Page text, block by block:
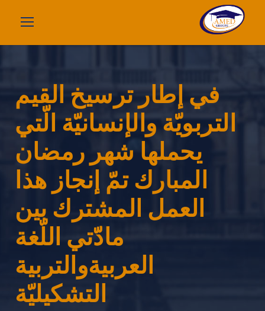
في إطار ترسيخ القيم
التربويّة والإنسانيّة الّتي
يحملها شهر رمضان
المبارك تمّ إنجاز هذا
العمل المشترك بين
مادّّتي اللّغة
العربيةوالتربية
التشكيليّة